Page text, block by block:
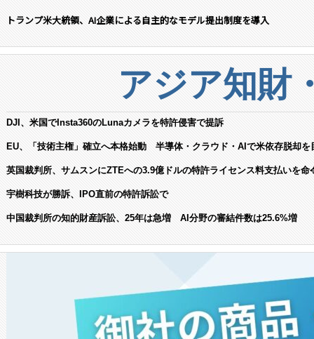
トランプ米大統領、AI企業による自主的なモデル提出制度を導入
アジア知財
DJI、米国でInsta360のLunaカメラを特許侵害で提訴
EU、「技術主権」確立へ本格始動 半導体・クラウド・AIで米依存脱却を
英国裁判所、サムスンにZTEへの3.9億ドルの特許ライセンス料支払いを命
宇樹科技が勝訴、IPO直前の特許訴訟で
中国裁判所の知的財産訴訟、25年は急増 AI分野の審結件数は25.6%増